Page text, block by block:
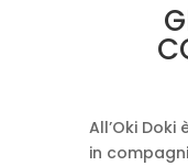
All’Oki
in